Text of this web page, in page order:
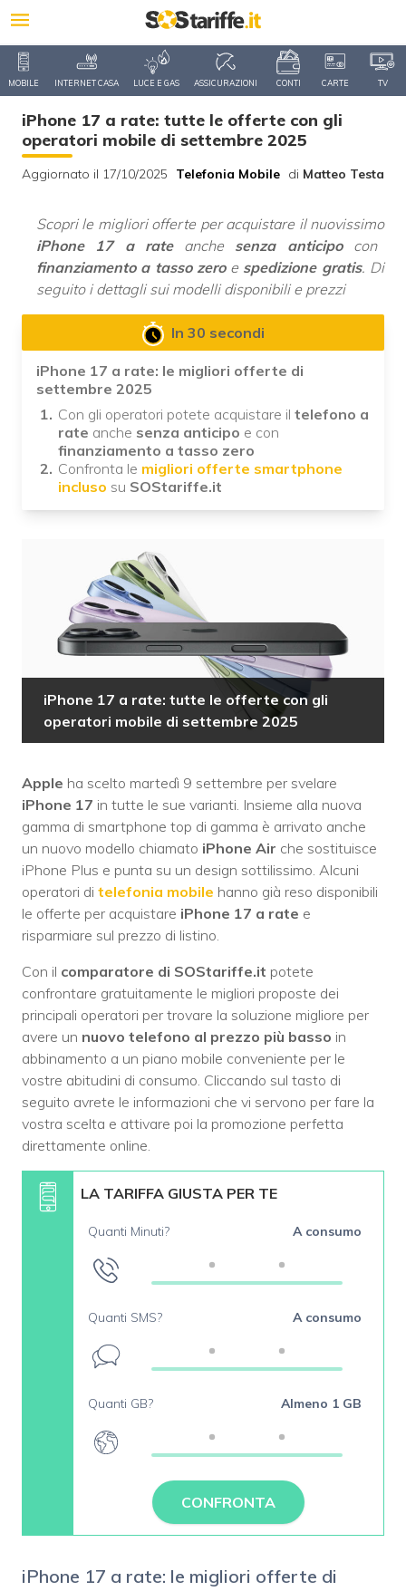
MOBILE INTERNET CASA LUCE E GAS ASSICURAZIONI CONTI CARTE TV
iPhone 17 a rate: tutte le offerte con gli
operatori mobile di settembre 2025
Aggiornato il 17/10/2025 Telefonia Mobile di Matteo Testa
Scopri le migliori offerte per acquistare il nuovissimo
iPhone 17 a rateanche senza anticipocon
finanziamento a tasso zeroe spedizione gratis. Di
seguito i dettagli sui modelli disponibili e prezzi
In 30 secondi
iPhone 17 a rate: le migliori offerte di
settembre 2025
Con gli operatori potete acquistare il telefono a
rate anche senza anticipo e con
finanziamento a tasso zero
Confronta le migliori offerte smartphone
incluso su SOStariffe.it
iPhone 17 a rate: tutte le offerte con gli
operatori mobile di settembre 2025
Apple ha scelto martedì 9 settembre per svelare
iPhone 17 in tutte le sue varianti. Insieme alla nuova
gamma di smartphone top di gamma è arrivato anche
un nuovo modello chiamato iPhone Air che sostituisce
iPhone Plus e punta su un design sottilissimo. Alcuni
operatori di telefonia mobile hanno già reso disponibili
le offerte per acquistare iPhone 17 a rate e
risparmiare sul prezzo di listino.
Con il comparatore di SOStariffe.it potete
confrontare gratuitamente le migliori proposte dei
principali operatori per trovare la soluzione migliore per
avere un nuovo telefono al prezzo più basso in
abbinamento a un piano mobile conveniente per le
vostre abitudini di consumo. Cliccando sul tasto di
seguito avrete le informazioni che vi servono per fare la
vostra scelta e attivare poi la promozione perfetta
direttamente online.
LA TARIFFA GIUSTA PER TE
Quanti Minuti? A consumo
Quanti SMS? A consumo
Quanti GB? Almeno 1 GB
CONFRONTA
iPhone 17 a rate: le migliori offerte di